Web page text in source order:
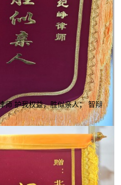
师 护我权益，胜似亲人； 智辩